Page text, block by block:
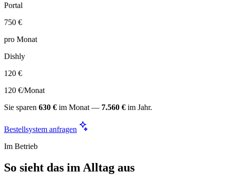
Portal
750 €
pro Monat
Dishly
120 €
120 €/Monat
Sie sparen 630 € im Monat — 7.560 € im Jahr.
Bestellsystem anfragen
Im Betrieb
So sieht das im Alltag aus